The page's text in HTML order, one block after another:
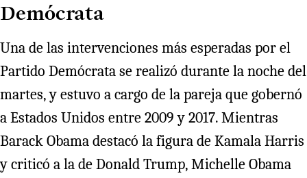
Demócrata
Una de las intervenciones más esperadas por el
Partido Demócrata se realizó durante la noche del
martes, y estuvo a cargo de la pareja que gobernó
a Estados Unidos entre 2009 y 2017. Mientras
Barack Obama destacó la figura de Kamala Harris
y criticó a la de Donald Trump, Michelle Obama